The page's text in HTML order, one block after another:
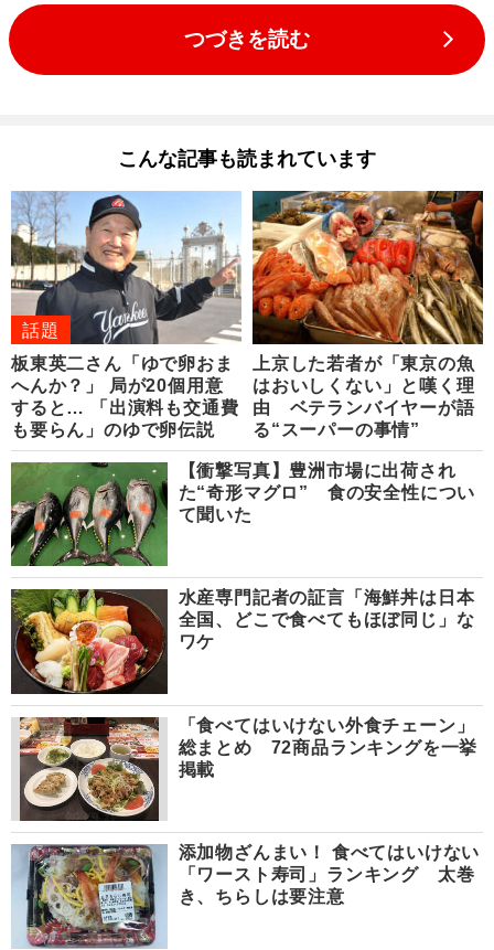
つづきを読む
こんな記事も読まれています
話題
板東英二さん「ゆで卵おま
へんか？」 局が20個用意
すると… 「出演料も交通費
も要らん」のゆで卵伝説
上京した若者が「東京の魚
はおいしくない」と嘆く理
由 ベテランバイヤーが語
る“スーパーの事情”
【衝撃写真】豊洲市場に出荷され
た“奇形マグロ” 食の安全性につい
て聞いた
水産専門記者の証言「海鮮丼は日本
全国、どこで食べてもほぼ同じ」な
ワケ
「食べてはいけない外食チェーン」
総まとめ 72商品ランキングを一挙
掲載
添加物ざんまい！ 食べてはいけない
「ワースト寿司」ランキング 太巻
き、ちらしは要注意